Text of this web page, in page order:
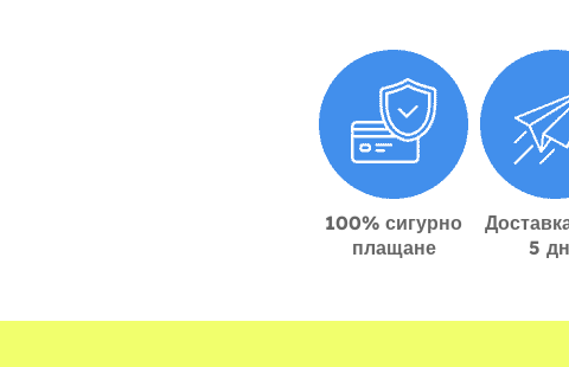
100% сигурно
плащане
5